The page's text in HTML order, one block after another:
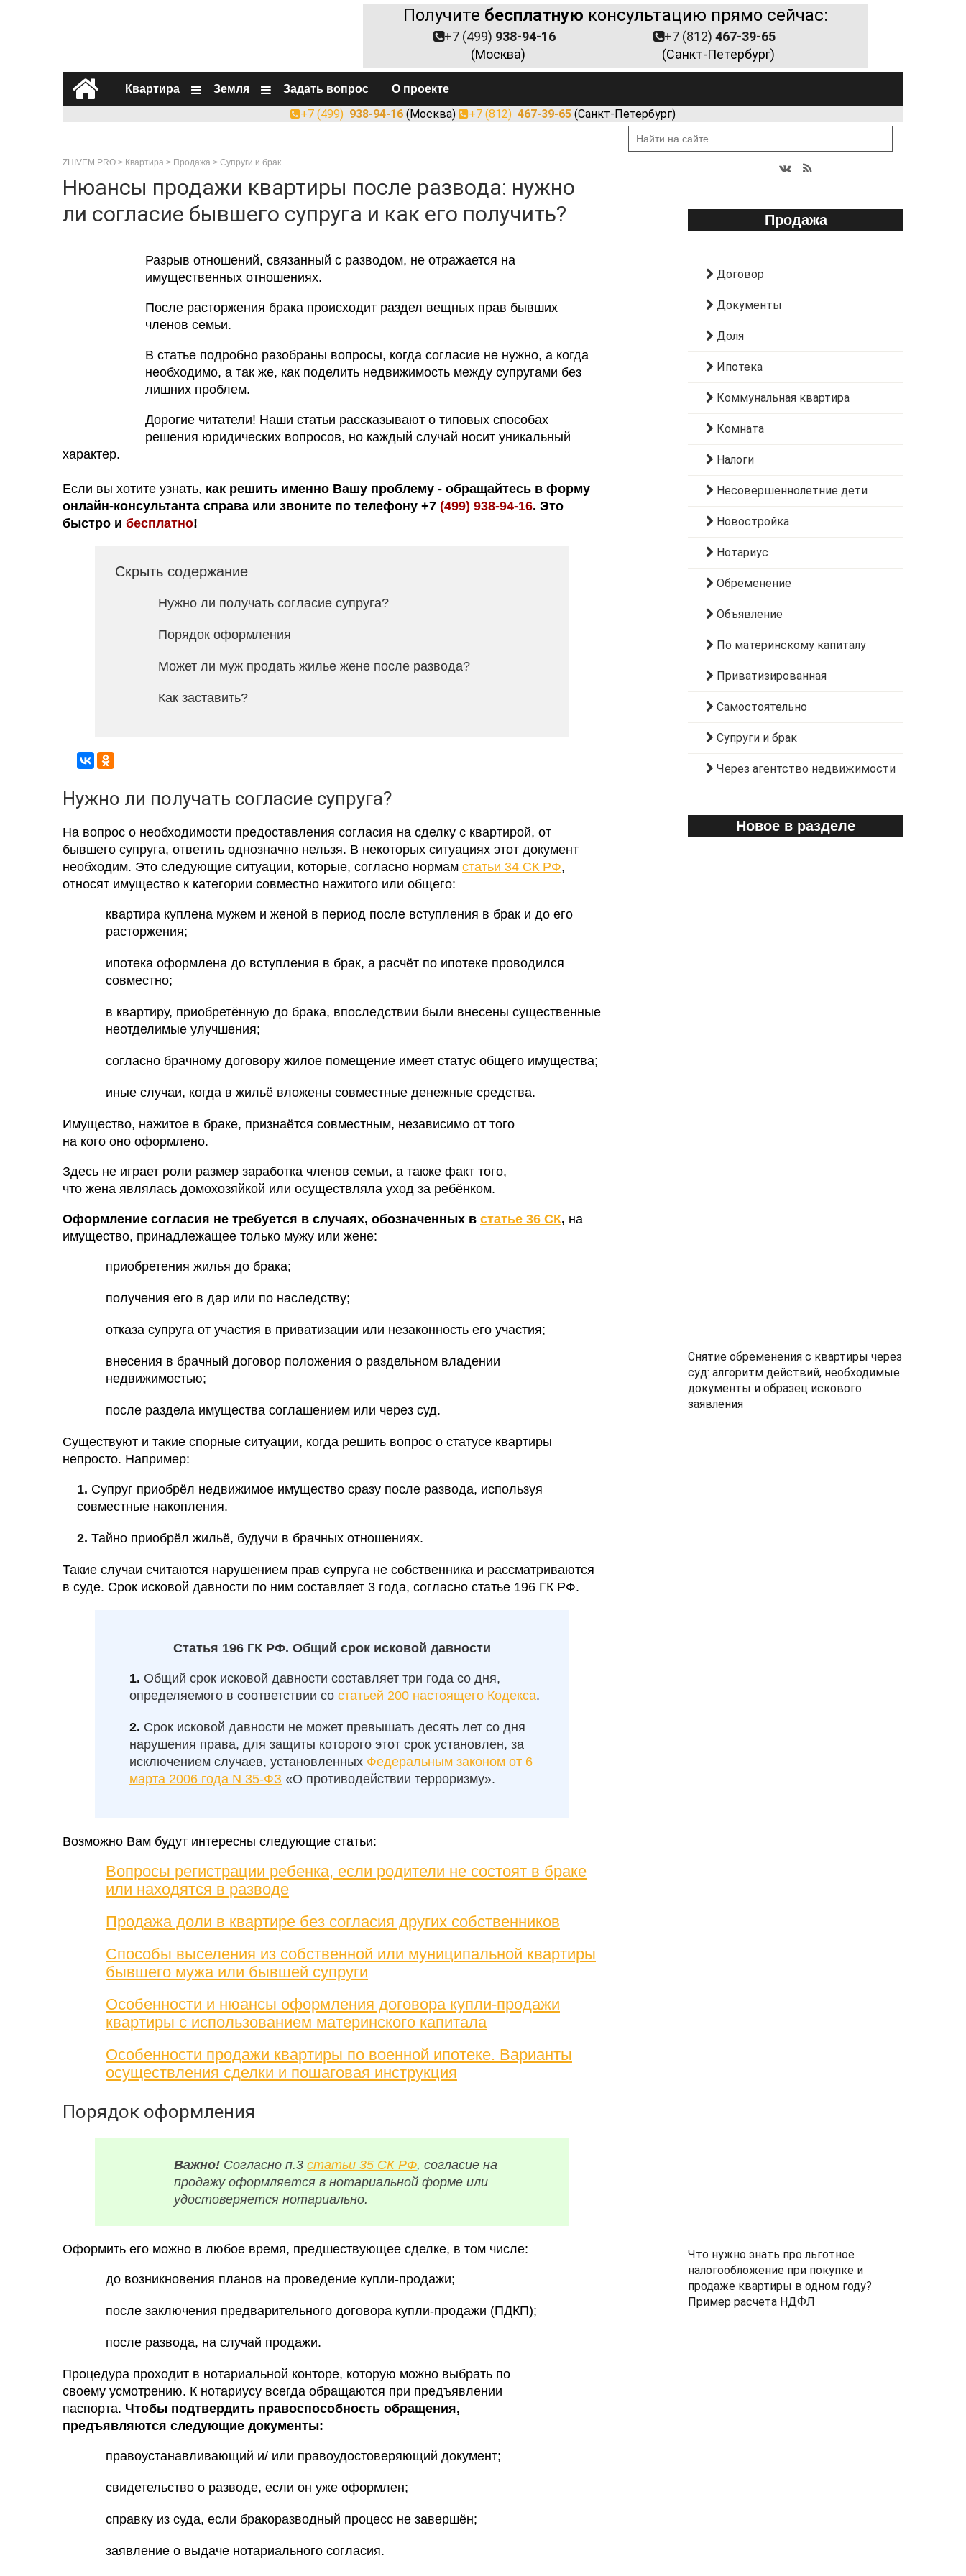
Получите бесплатную консультацию прямо сейчас:
+7 (499) 938-94-16
(Москва)
+7 (812)467-39-65
(Санкт-Петербург)
Квартира Земля Задать вопрос О проекте
+7 (499) 938-94-16 (Москва) +7 (812) 467-39-65 (Санкт-Петербург)
ZHIVEM.PRO > Квартира > Продажа > Супруги и брак
Нюансы продажи квартиры после развода: нужно
ли согласие бывшего супруга и как его получить?
Разрыв отношений, связанный с разводом, не отражается на
имущественных отношениях.
После расторжения брака происходит раздел вещных прав бывших
членов семьи.
В статье подробно разобраны вопросы, когда согласие не нужно, а когда
необходимо, а так же, как поделить недвижимость между супругами без
лишних проблем.
Дорогие читатели! Наши статьи рассказывают о типовых способах
решения юридических вопросов, но каждый случай носит уникальный
характер.
Если вы хотите узнать, как решить именно Вашу проблему - обращайтесь в форму
онлайн-консультанта справа или звоните по телефону +7 (499) 938-94-16. Это
быстро и бесплатно!
Скрыть содержание
Нужно ли получать согласие супруга?
Порядок оформления
Может ли муж продать жилье жене после развода?
Как заставить?
Нужно ли получать согласие супруга?
На вопрос о необходимости предоставления согласия на сделку с квартирой, от
бывшего супруга, ответить однозначно нельзя. В некоторых ситуациях этот документ
необходим. Это следующие ситуации, которые, согласно нормам статьи 34 СК РФ,
относят имущество к категории совместно нажитого или общего:
квартира куплена мужем и женой в период после вступления в брак и до его
расторжения;
ипотека оформлена до вступления в брак, а расчёт по ипотеке проводился
совместно;
в квартиру, приобретённую до брака, впоследствии были внесены существенные
неотделимые улучшения;
согласно брачному договору жилое помещение имеет статус общего имущества;
иные случаи, когда в жильё вложены совместные денежные средства.
Имущество, нажитое в браке, признаётся совместным, независимо от того
на кого оно оформлено.
Здесь не играет роли размер заработка членов семьи, а также факт того,
что жена являлась домохозяйкой или осуществляла уход за ребёнком.
Оформление согласия не требуется в случаях, обозначенных в статье 36 СК, на
имущество, принадлежащее только мужу или жене:
приобретения жилья до брака;
получения его в дар или по наследству;
отказа супруга от участия в приватизации или незаконность его участия;
внесения в брачный договор положения о раздельном владении
недвижимостью;
после раздела имущества соглашением или через суд.
Существуют и такие спорные ситуации, когда решить вопрос о статусе квартиры
непросто. Например:
Супруг приобрёл недвижимое имущество сразу после развода, используя
совместные накопления.
Тайно приобрёл жильё, будучи в брачных отношениях.
Такие случаи считаются нарушением прав супруга не собственника и рассматриваются
в суде. Срок исковой давности по ним составляет 3 года, согласно статье 196 ГК РФ.
Статья 196 ГК РФ. Общий срок исковой давности
Общий срок исковой давности составляет три года со дня,
определяемого в соответствии со статьей 200 настоящего Кодекса.
Срок исковой давности не может превышать десять лет со дня
нарушения права, для защиты которого этот срок установлен, за
исключением случаев, установленных Федеральным законом от 6
марта 2006 года N 35-ФЗ «О противодействии терроризму».
Возможно Вам будут интересны следующие статьи:
Вопросы регистрации ребенка, если родители не состоят в браке
или находятся в разводе
Продажа доли в квартире без согласия других собственников
Способы выселения из собственной или муниципальной квартиры
бывшего мужа или бывшей супруги
Особенности и нюансы оформления договора купли-продажи
квартиры с использованием материнского капитала
Особенности продажи квартиры по военной ипотеке. Варианты
осуществления сделки и пошаговая инструкция
Порядок оформления
Важно! Согласно п.3 статьи 35 СК РФ, согласие на
продажу оформляется в нотариальной форме или
удостоверяется нотариально.
Оформить его можно в любое время, предшествующее сделке, в том числе:
до возникновения планов на проведение купли-продажи;
после заключения предварительного договора купли-продажи (ПДКП);
после развода, на случай продажи.
Процедура проходит в нотариальной конторе, которую можно выбрать по
своему усмотрению. К нотариусу всегда обращаются при предъявлении
паспорта. Чтобы подтвердить правоспособность обращения,
предъявляются следующие документы:
правоустанавливающий и/ или правоудостоверяющий документ;
свидетельство о разводе, если он уже оформлен;
справку из суда, если бракоразводный процесс не завершён;
заявление о выдаче нотариального согласия.
Продажа
Договор
Документы
Доля
Ипотека
Коммунальная квартира
Комната
Налоги
Несовершеннолетние дети
Новостройка
Нотариус
Обременение
Объявление
По материнскому капиталу
Приватизированная
Самостоятельно
Супруги и брак
Через агентство недвижимости
Новое в разделе
Снятие обременения с квартиры через
суд: алгоритм действий, необходимые
документы и образец искового
заявления
Что нужно знать про льготное
налогообложение при покупке и
продаже квартиры в одном году?
Пример расчета НДФЛ